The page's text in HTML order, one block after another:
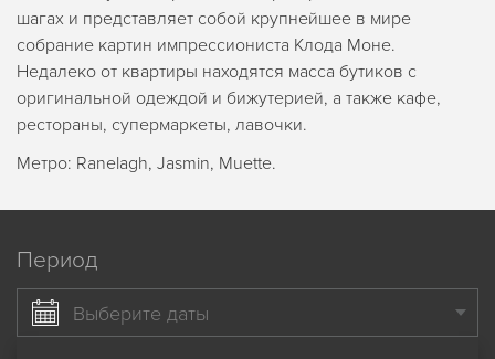
шагах и представляет собой крупнейшее в мире
собрание картин импрессиониста Клода Моне.
Недалеко от квартиры находятся масса бутиков с
оригинальной одеждой и бижутерией, а также кафе,
рестораны, супермаркеты, лавочки.
Метро: Ranelagh, Jasmin, Muette.
Период
Выберите даты